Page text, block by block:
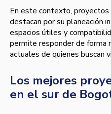
En este contexto, proyectos
destacan por su planeación
espacios útiles y
permite responder de forma
actuales de quienes buscan
Los mejores
en el sur de